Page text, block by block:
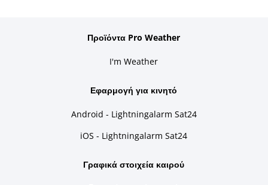
Προϊόντα Pro Weather
I'm Weather
Εφαρμογή για κινητό
Android - Lightningalarm Sat24
iOS - Lightningalarm Sat24
Γραφικά στοιχεία καιρού